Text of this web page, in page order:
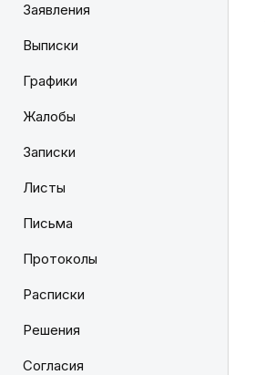
Заявления
Выписки
Графики
Жалобы
Записки
Листы
Письма
Протоколы
Расписки
Решения
Согласия